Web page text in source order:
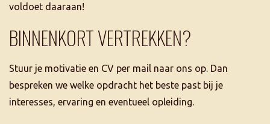
voldoet daaraan!
BINNENKORT VERTREKKEN?
Stuur je motivatie en CV per mail naar ons op. Dan
bespreken we welke opdracht het beste past bij je
interesses, ervaring en eventueel opleiding.